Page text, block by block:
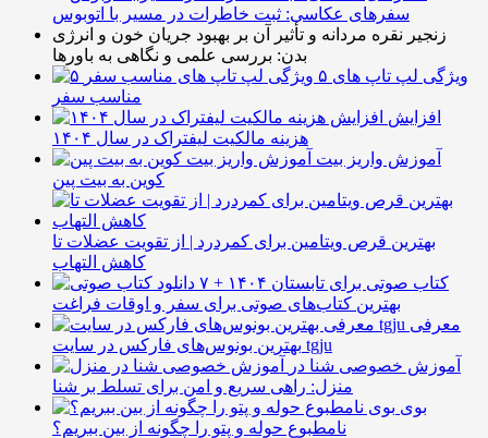
سفرهای عکاسی: ثبت خاطرات در مسیر با اتوبوس
زنجیر نقره مردانه و تأثیر آن بر بهبود جریان خون و انرژی
بدن: بررسی علمی و نگاهی به باورها
۵ ویژگی لپ تاپ های
مناسب سفر
افزایش
هزینه مالکیت لیفتراک در سال ۱۴۰۴
آموزش واریز بیت
کوین به بیت پین
بهترین قرص ویتامین برای کمردرد | از تقویت عضلات تا
کاهش التهاب
۷ کتاب صوتی برای تابستان ۱۴۰۴ +
بهترین کتاب‌های صوتی برای سفر و اوقات فراغت
معرفی
بهترین بونوس‌های فارکس در سایت tgju
آموزش خصوصی شنا در
منزل: راهی سریع و امن برای تسلط بر شنا
بوی
نامطبوع حوله و پتو را چگونه از بین ببریم؟